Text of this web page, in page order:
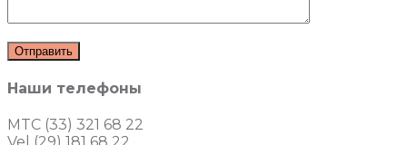
Наши телефоны
MTC (33) 321 68 22